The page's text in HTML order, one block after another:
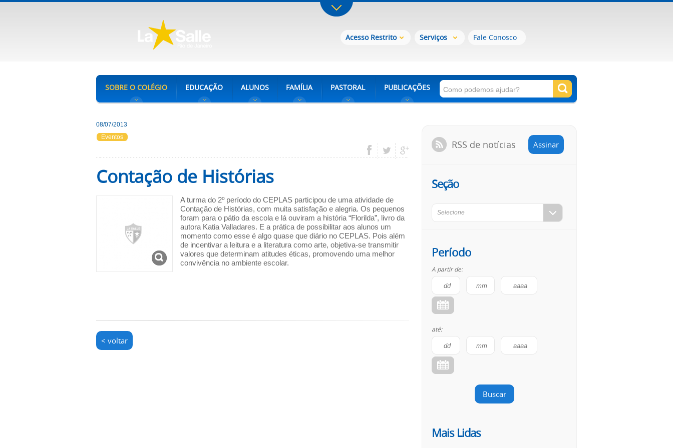
Acesso Restrito Serviços Fale Conosco
SOBRE O COLÉGIO EDUCAÇÃO ALUNOS FAMÍLIA PASTORAL PUBLICAÇÕES
08/07/2013
Eventos
Contação de Histórias
A turma do 2º período do CEPLAS participou de uma atividade de
Contação de Histórias, com muita satisfação e alegria. Os pequenos
foram para o pátio da escola e lá ouviram a história “Florilda”, livro da
autora Katia Valladares. E a prática de possibilitar aos alunos um
momento como esse é algo quase que diário no CEPLAS. Pois além
de incentivar a leitura e a literatura como arte, objetiva-se transmitir
valores que determinam atitudes éticas, promovendo uma melhor
convivência no ambiente escolar.
< voltar
RSS de notícias Assinar
Seção
Selecione
Período
A partir de:
até:
Buscar
Mais Lidas